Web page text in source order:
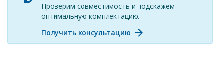
Проверим совместимость и подскажем
оптимальную комплектацию.
Получить консультацию